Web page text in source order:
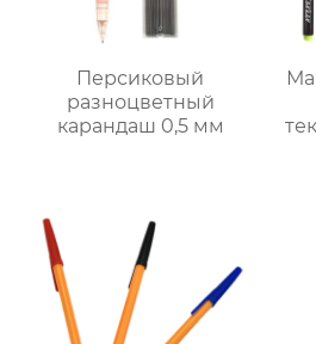
Персиковый
разноцветный
карандаш 0,5 мм